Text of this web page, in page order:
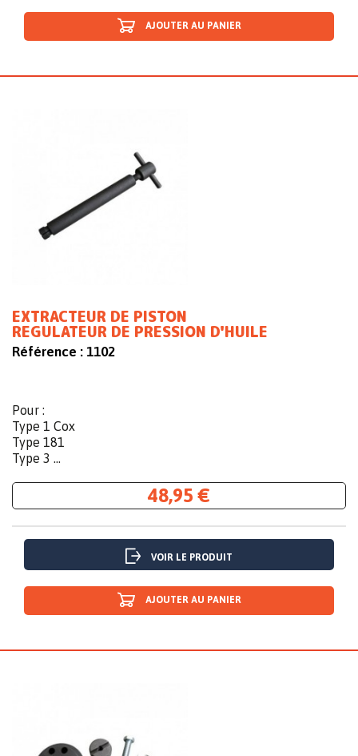
AJOUTER AU PANIER
EXTRACTEUR DE PISTON
REGULATEUR DE PRESSION D'HUILE
Référence : 1102
Pour :
Type 1 Cox
Type 181
Type 3 ...
48,95 €
VOIR LE PRODUIT
AJOUTER AU PANIER